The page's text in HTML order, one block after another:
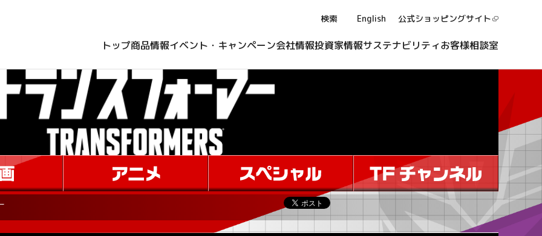
検索 English 公式ショッピングサイト
トップ商品情報イベント・キャンペーン会社情報投資家情報サステナビリティお客様相談室